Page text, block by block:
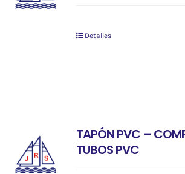
Detalles
TAPÓN PVC –
TUBOS PVC